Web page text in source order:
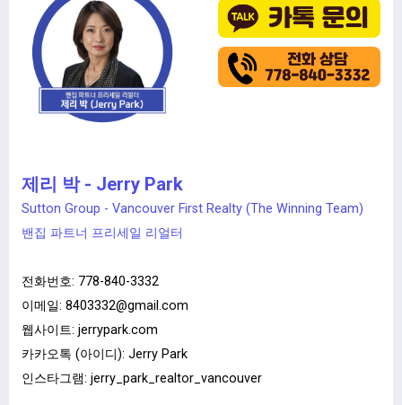
제리 박 - Jerry Park
Sutton Group - Vancouver First Realty (The Winning Team)
밴집 파트너 프리세일 리얼터
전화번호: 778-840-3332
이메일: 8403332@gmail.com
웹사이트: jerrypark.com
카카오톡 (아이디): Jerry Park
인스타그램: jerry_park_realtor_vancouver